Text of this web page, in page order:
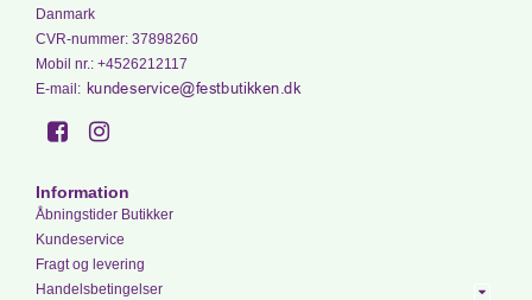
Danmark
CVR-nummer: 37898260
Mobil nr.: +4526212117
E-mail :
Information
Åbningstider Butikker
Kundeservice
Fragt og levering
Handelsbetingelser